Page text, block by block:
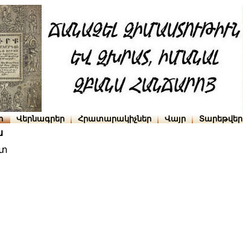
Վերնագրեր Հրատարակիչներ Վայր Տարեթվեր